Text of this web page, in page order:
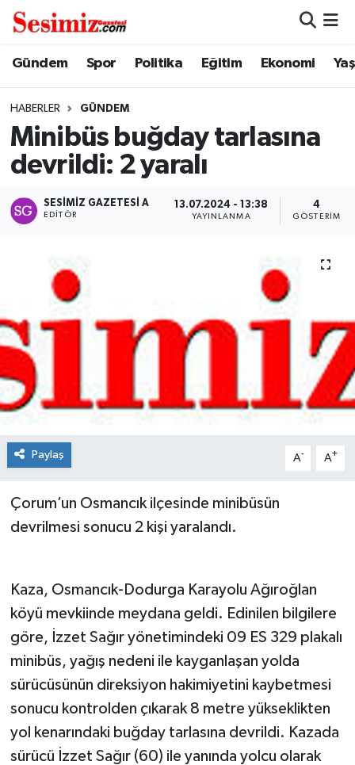
Gündem Spor Politika Eğitim Ekonomi
HABERLER GÜNDEM
Minibüs buğday tarlasına
devrildi: 2 yaralı
SESIMIZ GAZETESI A
EDITÖR
13.07.2024 - 13:38
YAYINLANMA
4
GÖSTERIM
Paylaş A- A+
Çorum’un Osmancık ilçesinde minibüsün
devrilmesi sonucu 2 kişi yaralandı.
Kaza, Osmancık-Dodurga Karayolu Ağıroğlan
köyü mevkiinde meydana geldi. Edinilen bilgilere
göre, İzzet Sağır yönetimindeki 09 ES 329 plakalı
minibüs, yağış nedeni ile kayganlaşan yolda
sürücüsünün direksiyon hakimiyetini kaybetmesi
sonucu kontrolden çıkarak 8 metre yükseklikten
yol kenarındaki buğday tarlasına devrildi. Kazada
sürücü İzzet Sağır (60) ile yanında yolcu olarak
Dünya
Ekonomi
Gündem
Magazin
Politika
Spor
Tokat Haberleri
Yaşam
Nöbetçi Eczaneler
Hava Durumu
Namaz Vakitleri
Süper Lig Puan Durumu ve Fikstür
Tüm Manşetler
Son Dakika Haberleri